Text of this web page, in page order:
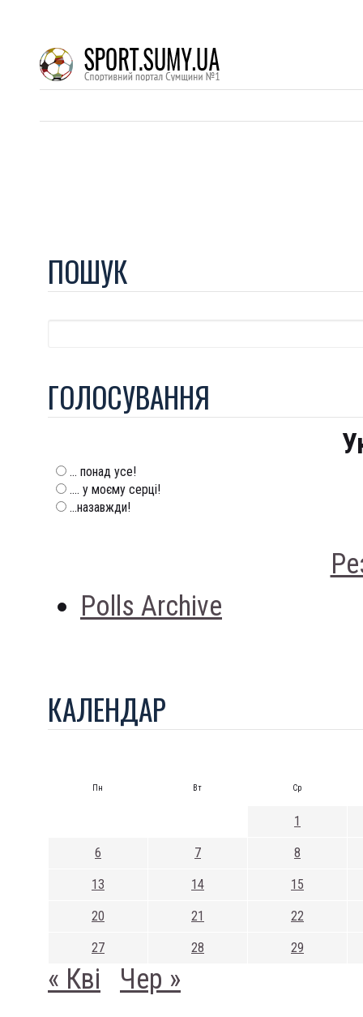
ПОШУК
ГОЛОСУВАННЯ
... понад усе!
.... у моєму серці!
...назавжди!
Polls Archive
КАЛЕНДАР
Пн Вт Ср
1
6 7 8
13 14 15
20 21 22
27 28 29
« Кві Чер »